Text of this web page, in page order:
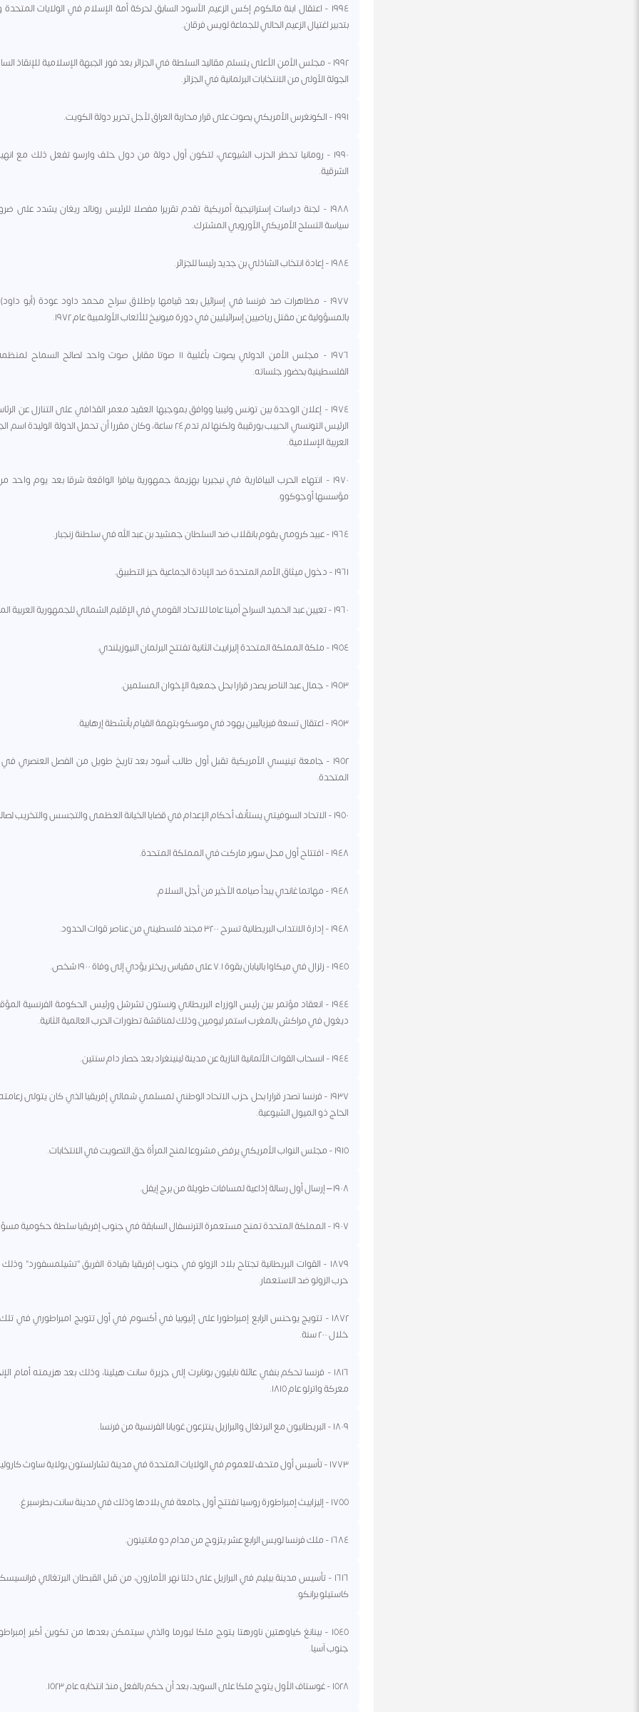
١٩٩٤ - اعتقال ابنة مالكوم إكس الزعيم الأسود السابق لحركة أمة الإسلام في الولايات المتحدة
بتدبير اغتيال الزعيم الحالي للجماعة لويس فرقان.
١٩٩٢ - مجلس الأمن الأعلى يتسلم مقاليد السلطة في الجزائر بعد فوز الجبهة الإسلامية للإنقاذ
الجولة الأولى من الانتخابات البرلمانية في الجزائر.
١٩٩١ - الكونغرس الأمريكي يصوت على قرار محاربة العراق لأجل تحرير دولة الكويت.
١٩٩٠ - رومانيا تحظر الحزب الشيوعي، لتكون أول دولة من دول حلف وارسو تفعل ذلك مع
الشرقية.
١٩٨٨ - لجنة دراسات إستراتيجية أمريكية تقدم تقريرا مفصلا للرئيس رونالد ريغان يشدد على
سياسة التسلح الأمريكي الأوروبي المشترك.
١٩٨٤ - إعادة انتخاب الشاذلي بن جديد رئيسا للجزائر.
١٩٧٧ - مظاهرات ضد فرنسا في إسرائيل بعد قيامها بإطلاق سراح محمد داود عودة (أبو
بالمسؤولية عن مقتل رياضيين إسرائيليين في دورة ميونيخ للألعاب الأولمبية عام ١٩٧٢.
١٩٧٦ - مجلس الأمن الدولي يصوت بأغلبية ١١ صوتا مقابل صوت واحد لصالح السماح
الفلسطينية بحضور جلساته.
١٩٧٤ - إعلان الوحدة بين تونس وليبيا ووافق بموجبها العقيد معمر القذافي على التنازل عن
الرئيس التونسي الحبيب بورقيبة ولكنها لم تدم ٢٤ ساعة، وكان مقررا أن تحمل الدولة
العربية الإسلامية.
١٩٧٠ - انتهاء الحرب البيافارية في نيجيريا بهزيمة جمهورية بيافرا الواقعة شرقا بعد يوم
مؤسسها أوجوكوو.
١٩٦٤ - عبيد كرومي يقوم بانقلاب ضد السلطان جمشيد بن عبد الله في سلطنة زنجبار.
١٩٦١ - دخول ميثاق الأمم المتحدة ضد الإبادة الجماعية حيز التطبيق.
١٩٦٠ - تعيين عبد الحميد السراج أمينا عاما للاتحاد القومي في الإقليم الشمالي للجمهورية العربية المتحدة.
١٩٥٤ - ملكة المملكة المتحدة إليزابيث الثانية تفتتح البرلمان النيوزيلندي.
١٩٥٣ - جمال عبد الناصر يصدر قرارا بحل جمعية الإخوان المسلمين.
١٩٥٣ - اعتقال تسعة فيزيائيين يهود في موسكو بتهمة القيام بأنشطة إرهابية.
١٩٥٢ - جامعة تينيسي الأمريكية تقبل أول طالب أسود بعد تاريخ طويل من الفصل العنصري في
المتحدة.
١٩٥٠ - الاتحاد السوفيتي يستأنف أحكام الإعدام في قضايا الخيانة العظمى والتجسس والتخريب لصالح العدو.
١٩٤٨ - افتتاح أول محل سوبر ماركت في المملكة المتحدة.
١٩٤٨ - مهاتما غاندي يبدأ صيامه الأخير من أجل السلام.
١٩٤٨ - إدارة الانتداب البريطانية تسرح ٣٢٠٠ مجند فلسطيني من عناصر قوات الحدود.
١٩٤٥ - زلزال في ميكاوا باليابان بقوة ٧.١ على مقياس ريختر يؤدي إلى وفاة ١٩٠٠ شخص.
١٩٤٤ - انعقاد مؤتمر بين رئيس الوزراء البريطاني ونستون تشرشل ورئيس الحكومة الفرنسية
ديغول في مراكش بالمغرب استمر ليومين وذلك لمناقشة تطورات الحرب العالمية الثانية.
١٩٤٤ - انسحاب القوات الألمانية النازية عن مدينة لينينغراد بعد حصار دام سنتين.
١٩٣٧ - فرنسا تصدر قرارا بحل حزب الاتحاد الوطني لمسلمي شمالي إفريقيا الذي كان يتولى
الحاج ذو الميول الشيوعية.
١٩١٥ - مجلس النواب الأمريكي يرفض مشروعا لمنح المرأة حق التصويت في الانتخابات.
١٩٠٨ – إرسال أول رسالة إذاعية لمسافات طويلة من برج إيفل.
١٩٠٧ - المملكة المتحدة تمنح مستعمرة الترنسفال السابقة في جنوب إفريقيا سلطة حكومية مسؤولة.
١٨٧٩ - القوات البريطانية تجتاح بلاد الزولو في جنوب إفريقيا بقيادة الفريق "تشيلمسفورد"
حرب الزولو ضد الاستعمار.
١٨٧٢ - تتويج يوحنس الرابع إمبراطورا على إثيوبيا في أكسوم في أول تتويج امبراطوري في
خلال ٢٠٠ سنة.
١٨١٦ - فرنسا تحكم بنفي عائلة نابليون بونابرت إلى جزيرة سانت هيلينا، وذلك بعد هزيمته أمام
معركة واترلو عام ١٨١٥.
١٨٠٩ - البريطانيون مع البرتغال والبرازيل ينتزعون غويانا الفرنسية من فرنسا.
١٧٧٣ - تأسيس أول متحف للعموم في الولايات المتحدة في مدينة تشارلستون بولاية ساوث كارولينا.
١٧٥٥ - إليزابيث إمبراطورة روسيا تفتتح أول جامعة في بلادها وذلك في مدينة سانت بطرسبرغ.
١٦٨٤ - ملك فرنسا لويس الرابع عشر يتزوج من مدام دو مانتينون.
١٦١٦ - تأسيس مدينة بيليم في البرازيل على دلتا نهر الأمازون، من قبل القبطان البرتغالي
كاستيلو برانكو.
١٥٤٥ - بينانغ كياوهتين ناورهتا يتوج ملكا لبورما والذي سيتمكن بعدها من تكوين أكبر
جنوب آسيا.
١٥٢٨ - غوستاف الأول يتوج ملكا على السويد، بعد أن حكم بالفعل منذ انتخابه عام ١٥٢٣.